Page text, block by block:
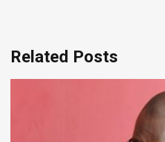
Related Posts